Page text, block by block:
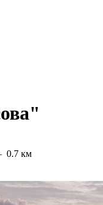
0.7 км